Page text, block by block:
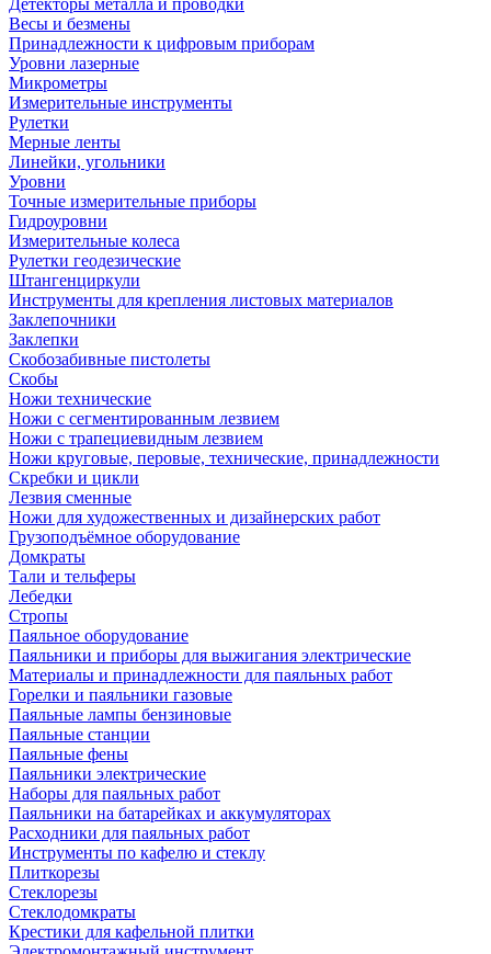
Детекторы металла и проводки
Весы и безмены
Принадлежности к цифровым приборам
Уровни лазерные
Микрометры
Измерительные инструменты
Рулетки
Мерные ленты
Линейки, угольники
Уровни
Точные измерительные приборы
Гидроуровни
Измерительные колеса
Рулетки геодезические
Штангенциркули
Инструменты для крепления листовых материалов
Заклепочники
Заклепки
Скобозабивные пистолеты
Скобы
Ножи технические
Ножи с сегментированным лезвием
Ножи с трапециевидным лезвием
Ножи круговые, перовые, технические, принадлежности
Скребки и цикли
Лезвия сменные
Ножи для художественных и дизайнерских работ
Грузоподъёмное оборудование
Домкраты
Тали и тельферы
Лебедки
Стропы
Паяльное оборудование
Паяльники и приборы для выжигания электрические
Материалы и принадлежности для паяльных работ
Горелки и паяльники газовые
Паяльные лампы бензиновые
Паяльные станции
Паяльные фены
Паяльники электрические
Наборы для паяльных работ
Паяльники на батарейках и аккумуляторах
Расходники для паяльных работ
Инструменты по кафелю и стеклу
Плиткорезы
Стеклорезы
Стеклодомкраты
Крестики для кафельной плитки